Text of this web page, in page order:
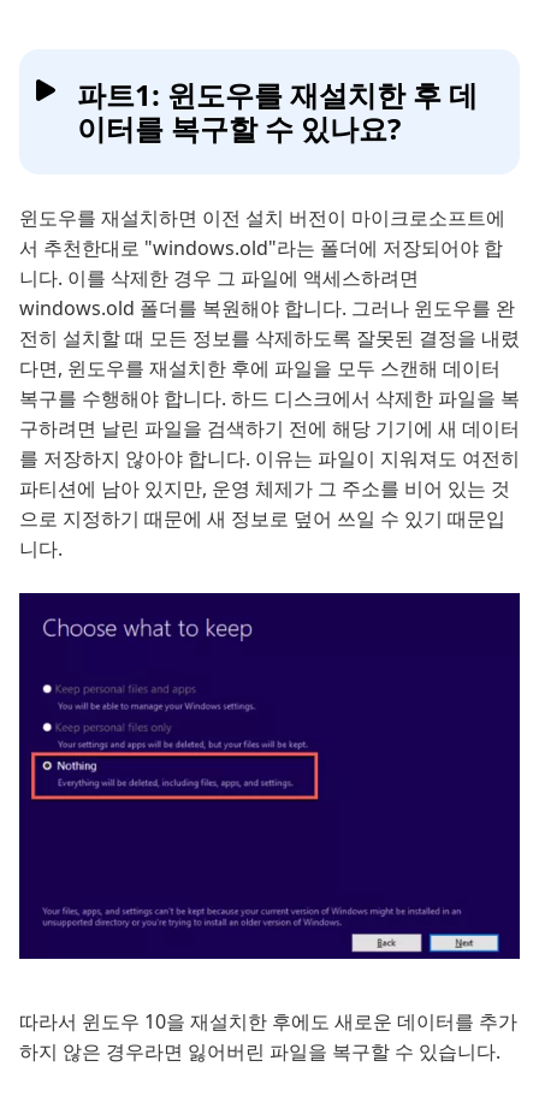
파트1: 윈도우를 재설치한 후 데
이터를 복구할 수 있나요?
윈도우를 재설치하면 이전 설치 버전이 마이크로소프트에
서 추천한대로 "windows.old"라는 폴더에 저장되어야 합
니다. 이를 삭제한 경우 그 파일에 액세스하려면
windows.old 폴더를 복원해야 합니다. 그러나 윈도우를 완
전히 설치할 때 모든 정보를 삭제하도록 잘못된 결정을 내렸
다면, 윈도우를 재설치한 후에 파일을 모두 스캔해 데이터
복구를 수행해야 합니다. 하드 디스크에서 삭제한 파일을 복
구하려면 날린 파일을 검색하기 전에 해당 기기에 새 데이터
를 저장하지 않아야 합니다. 이유는 파일이 지워져도 여전히
파티션에 남아 있지만, 운영 체제가 그 주소를 비어 있는 것
으로 지정하기 때문에 새 정보로 덮어 쓰일 수 있기 때문입
니다.
따라서 윈도우 10을 재설치한 후에도 새로운 데이터를 추가
하지 않은 경우라면 잃어버린 파일을 복구할 수 있습니다.